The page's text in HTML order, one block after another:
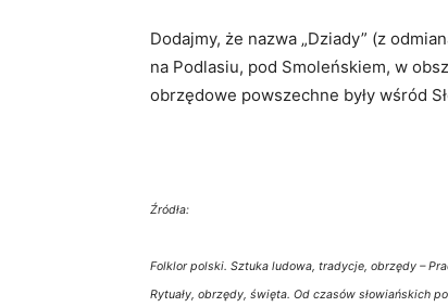
Dodajmy, że nazwa „Dziady” (z
na Podlasiu, pod Smoleńskiem, w
obrzędowe powszechne były wśród
Źródła:
Folklor polski. Sztuka ludowa, tradycje, obrzędy –
Rytuały, obrzędy, święta. Od czasów słowiańskich